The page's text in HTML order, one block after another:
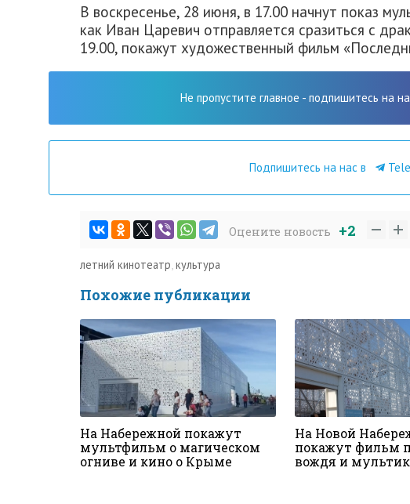
В воскресенье, 28 июня, в 17.00 начнут показ
как Иван Царевич отправляется сразиться с
19.00, покажут художественный фильм
Не пропустите главное - подпишитесь на
Подпишитесь на нас в
Оцените новость +2
летний кинотеатр культура
Похожие публикации
На Набережной покажут
мультфильм о магическом
огниве и кино о Крыме
На Новой
покажут фильм
вождя и